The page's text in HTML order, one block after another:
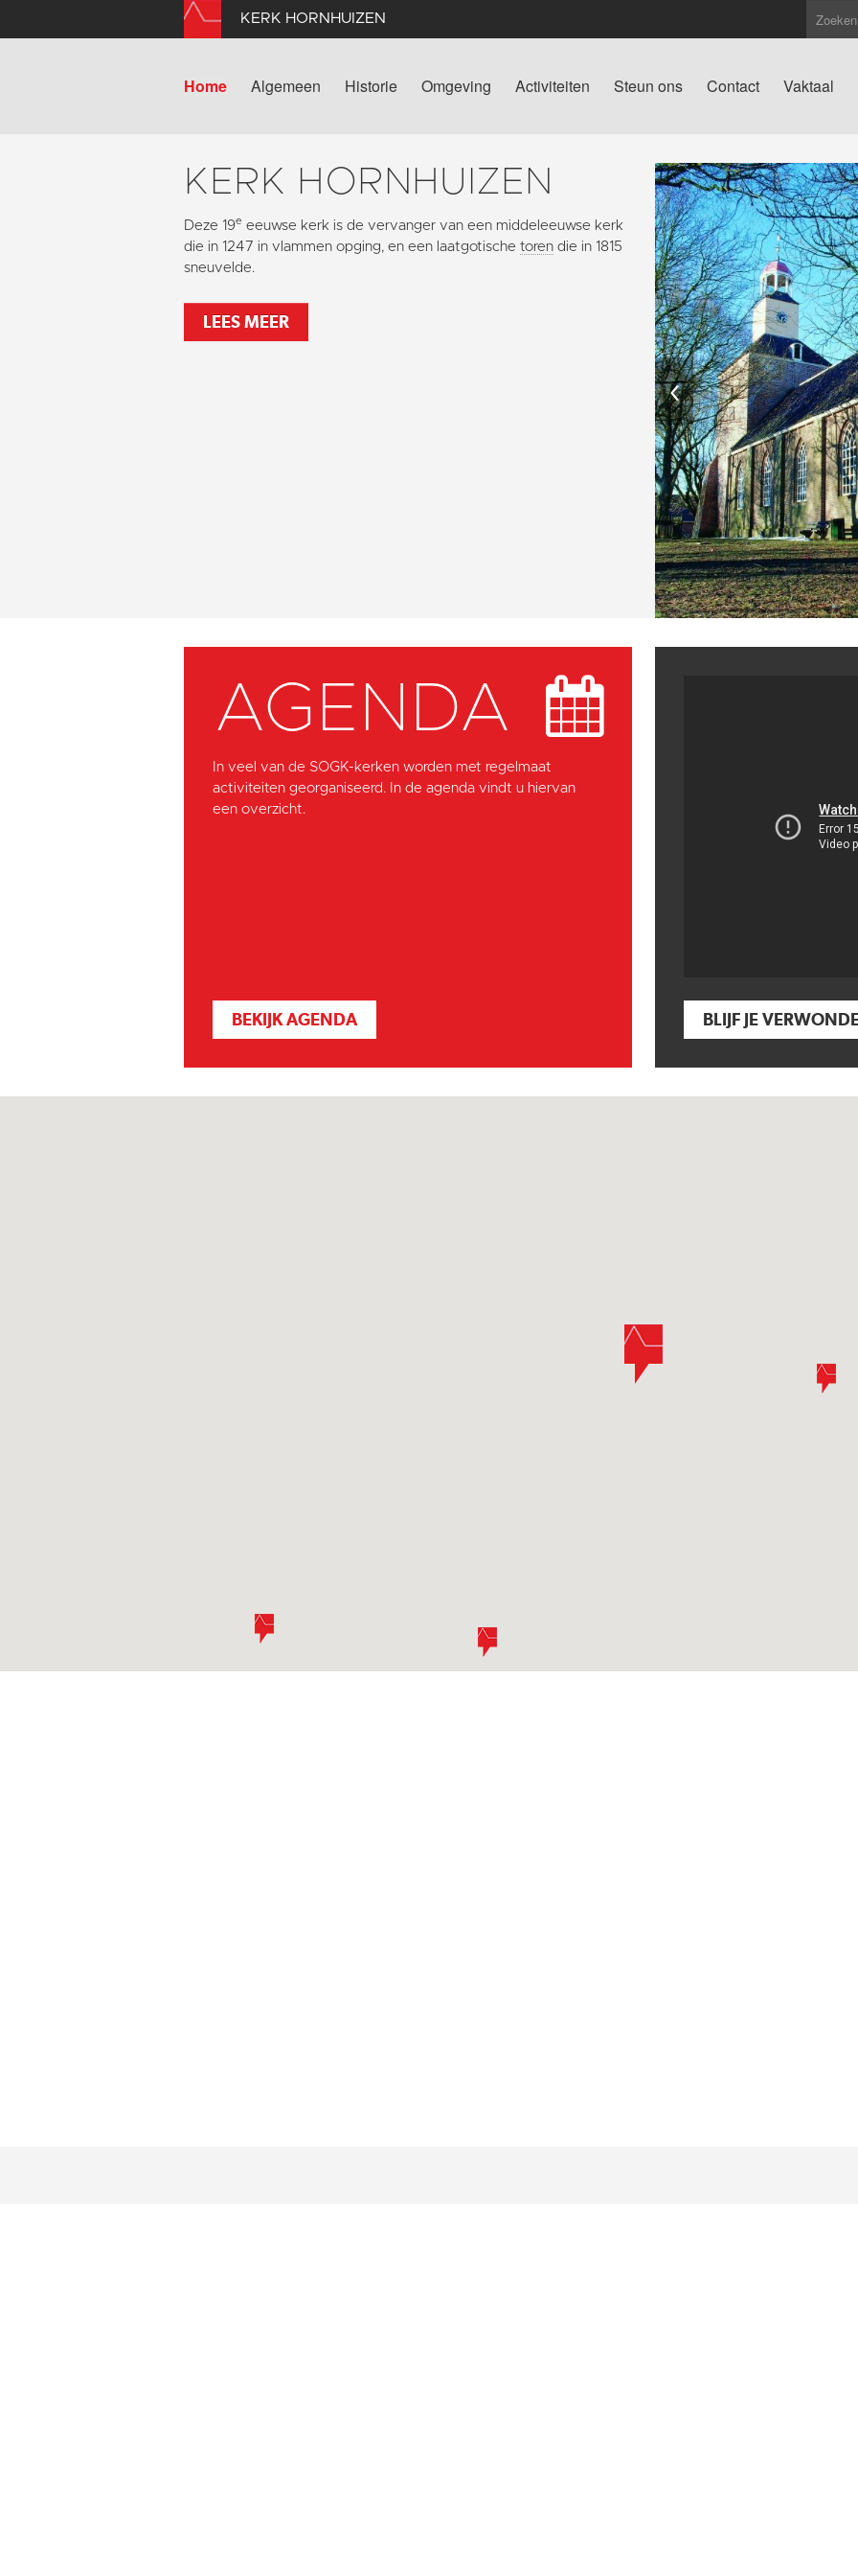
KERK HORNHUIZEN
Home Algemeen Historie Omgeving Activiteiten Steun ons Contact Vaktaal
KERK HORNHUIZEN
Deze 19e eeuwse kerk is de vervanger van een middeleeuwse kerk
die in 1247 in vlammen opging, en een laatgotische toren die in 1815
sneuvelde.
LEES MEER
‹
AGENDA
In veel van de SOGK-kerken worden met regelmaat
activiteiten georganiseerd. In de agenda vindt u hiervan
een overzicht.
BEKIJK AGENDA BLIJF JE